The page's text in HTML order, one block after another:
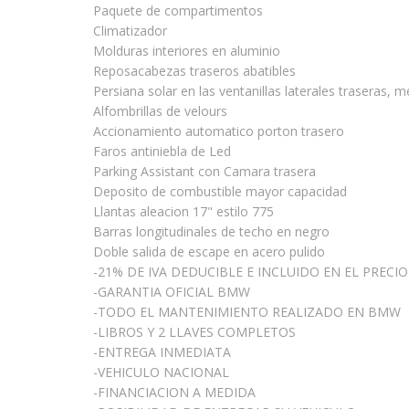
Paquete de compartimentos
Climatizador
Molduras interiores en aluminio
Reposacabezas traseros abatibles
Persiana solar en las ventanillas laterales traseras,
Alfombrillas de velours
Accionamiento automatico porton trasero
Faros antiniebla de Led
Parking Assistant con Camara trasera
Deposito de combustible mayor capacidad
Llantas aleacion 17" estilo 775
Barras longitudinales de techo en negro
Doble salida de escape en acero pulido
-21% DE IVA DEDUCIBLE E INCLUIDO EN EL PRECIO
-GARANTIA OFICIAL BMW
-TODO EL MANTENIMIENTO REALIZADO EN BMW
-LIBROS Y 2 LLAVES COMPLETOS
-ENTREGA INMEDIATA
-VEHICULO NACIONAL
-FINANCIACION A MEDIDA